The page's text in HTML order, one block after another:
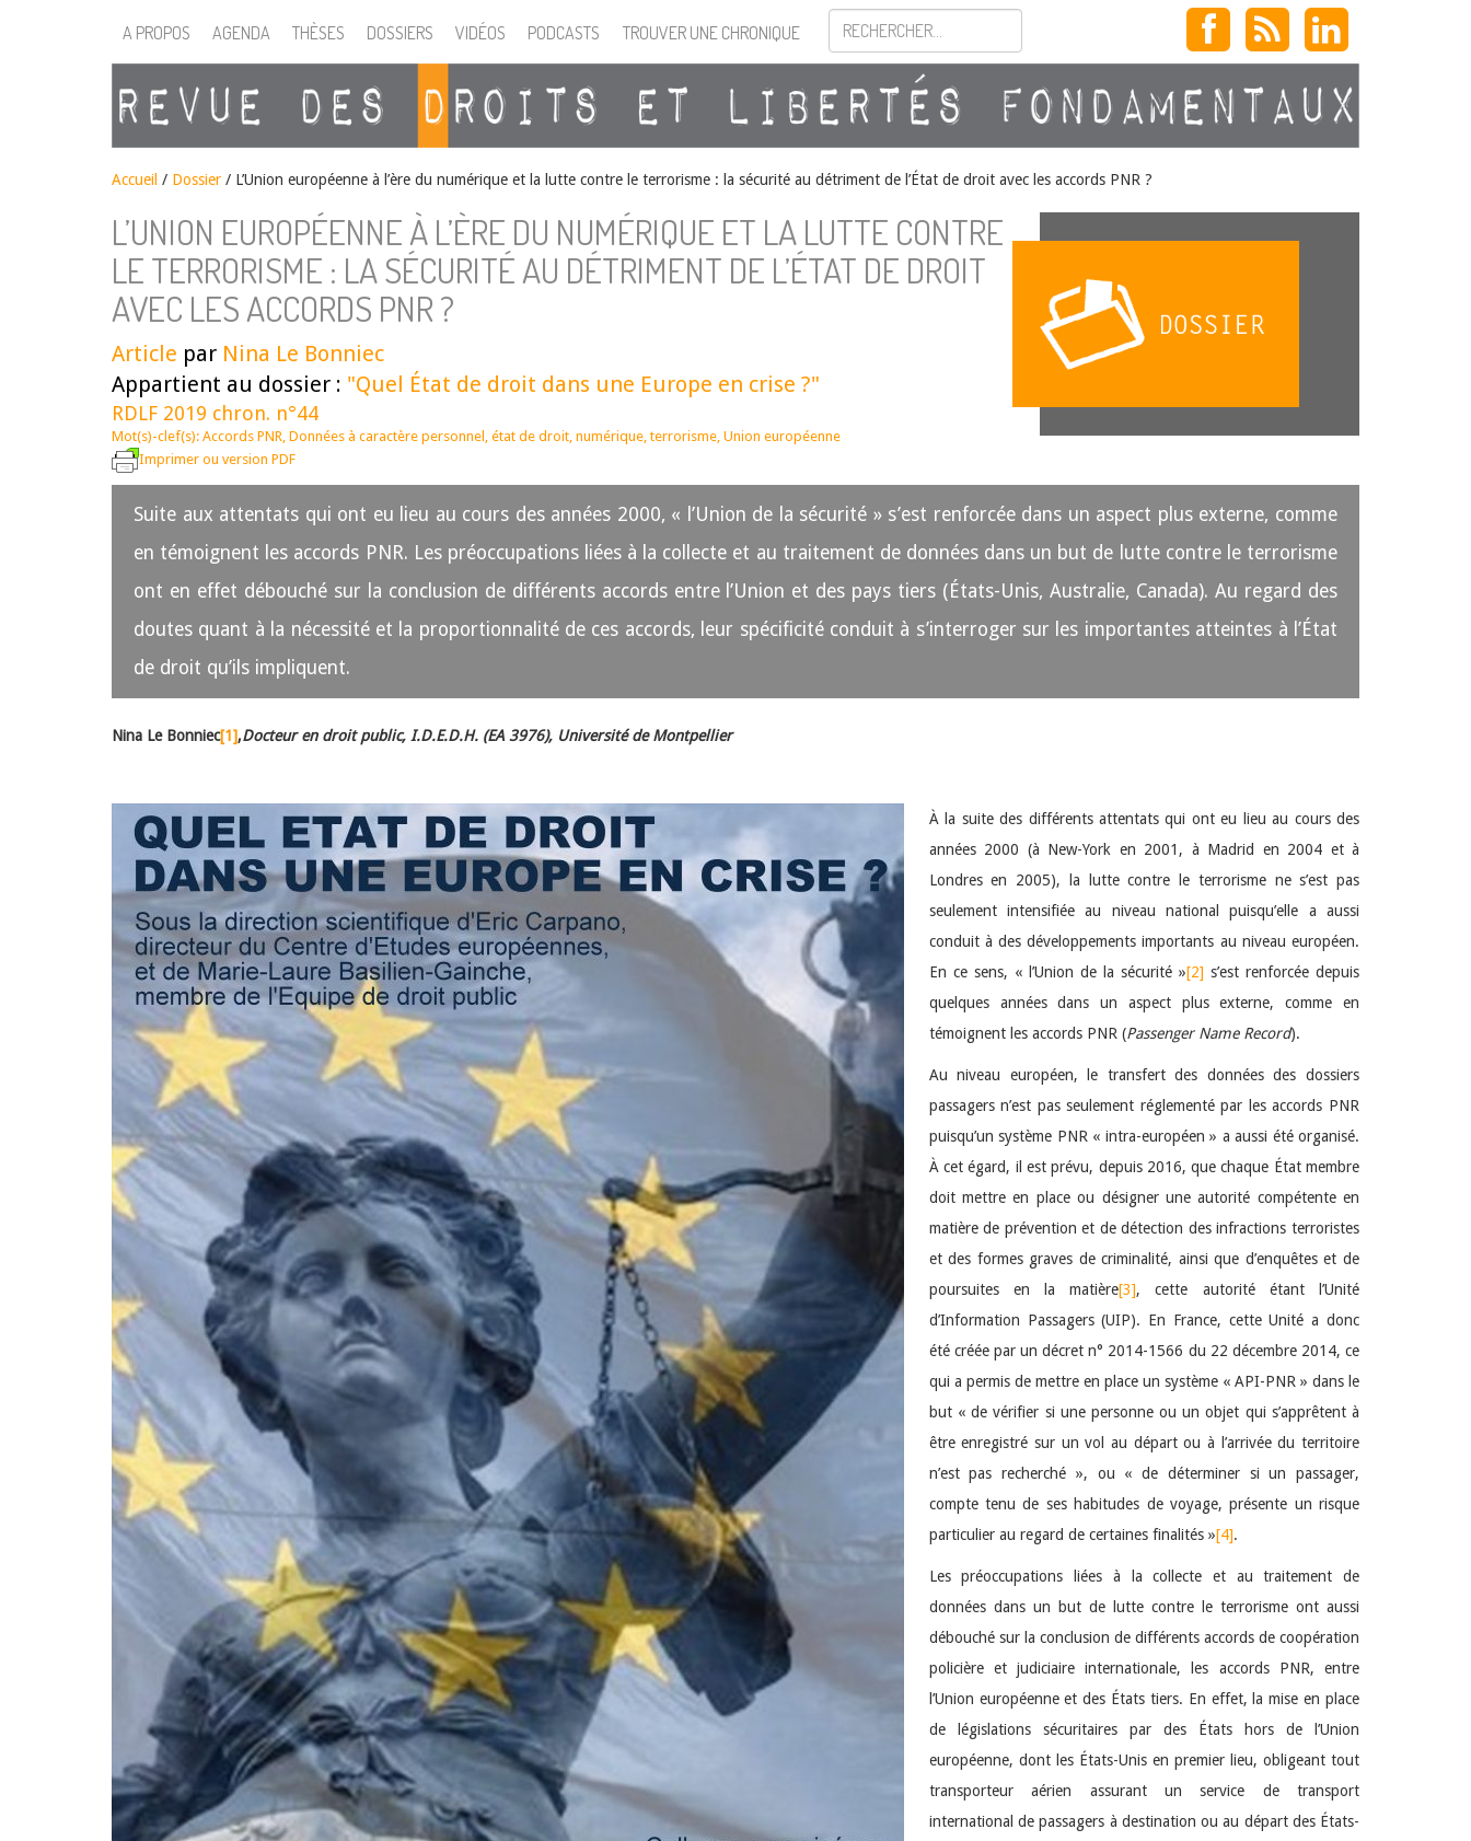
A PROPOS AGENDA THÈSES DOSSIERS VIDÉOS PODCASTS TROUVER UNE CHRONIQUE
Accueil / Dossier / L’Union européenne à l’ère du numérique et la lutte contre le terrorisme : la sécurité au détriment de l’État de droit avec les accords PNR ?
L’UNION EUROPÉENNE À L’ÈRE DU NUMÉRIQUE ET LA LUTTE CONTRE
LE TERRORISME : LA SÉCURITÉ AU DÉTRIMENT DE L’ÉTAT DE DROIT
AVEC LES ACCORDS PNR ?
Article par Nina Le Bonniec
Appartient au dossier : "Quel État de droit dans une Europe en crise ?"
RDLF 2019 chron. n°44
Mot(s)-clef(s): Accords PNR Données à caractère personnel état de droit numérique ,terrorisme Union européenne
Imprimer ou version PDF
Suite aux attentats qui ont eu lieu au cours des années 2000, « l’Union de la sécurité » s’est renforcée dans un aspect plus externe, comme
en témoignent les accords PNR. Les préoccupations liées à la collecte et au traitement de données dans un but de lutte contre le terrorisme
ont en effet débouché sur la conclusion de différents accords entre l’Union et des pays tiers (États-Unis, Australie, Canada). Au regard des
doutes quant à la nécessité et la proportionnalité de ces accords, leur spécificité conduit à s’interroger sur les importantes atteintes à l’État
de droit qu’ils impliquent.
Nina Le Bonniec[1],Docteur en droit public, I.D.E.D.H. (EA 3976), Université de Montpellier
À la suite des différents attentats qui ont eu lieu au cours des
années 2000 (à New-York en 2001, à Madrid en 2004 et à
Londres en 2005), la lutte contre le terrorisme ne s’est pas
seulement intensifiée au niveau national puisqu’elle a aussi
conduit à des développements importants au niveau européen.
En ce sens, « l’Union de la sécurité »[2] s’est renforcée depuis
quelques années dans un aspect plus externe, comme en
témoignent les accords PNR (Passenger Name Record).
Au niveau européen, le transfert des données des dossiers
passagers n’est pas seulement réglementé par les accords PNR
puisqu’un système PNR « intra-européen » a aussi été organisé.
À cet égard, il est prévu, depuis 2016, que chaque État membre
doit mettre en place ou désigner une autorité compétente en
matière de prévention et de détection des infractions terroristes
et des formes graves de criminalité, ainsi que d’enquêtes et de
poursuites en la matière[3], cette autorité étant l’Unité
d’Information Passagers (UIP). En France, cette Unité a donc
été créée par un décret n° 2014-1566 du 22 décembre 2014, ce
qui a permis de mettre en place un système « API-PNR » dans le
but « de vérifier si une personne ou un objet qui s’apprêtent à
être enregistré sur un vol au départ ou à l’arrivée du territoire
n’est pas recherché », ou « de déterminer si un passager,
compte tenu de ses habitudes de voyage, présente un risque
particulier au regard de certaines finalités »[4].
Les préoccupations liées à la collecte et au traitement de
données dans un but de lutte contre le terrorisme ont aussi
débouché sur la conclusion de différents accords de coopération
policière et judiciaire internationale, les accords PNR, entre
l’Union européenne et des États tiers. En effet, la mise en place
de législations sécuritaires par des États hors de l’Union
européenne, dont les États-Unis en premier lieu, obligeant tout
transporteur aérien assurant un service de transport
international de passagers à destination ou au départ des États-